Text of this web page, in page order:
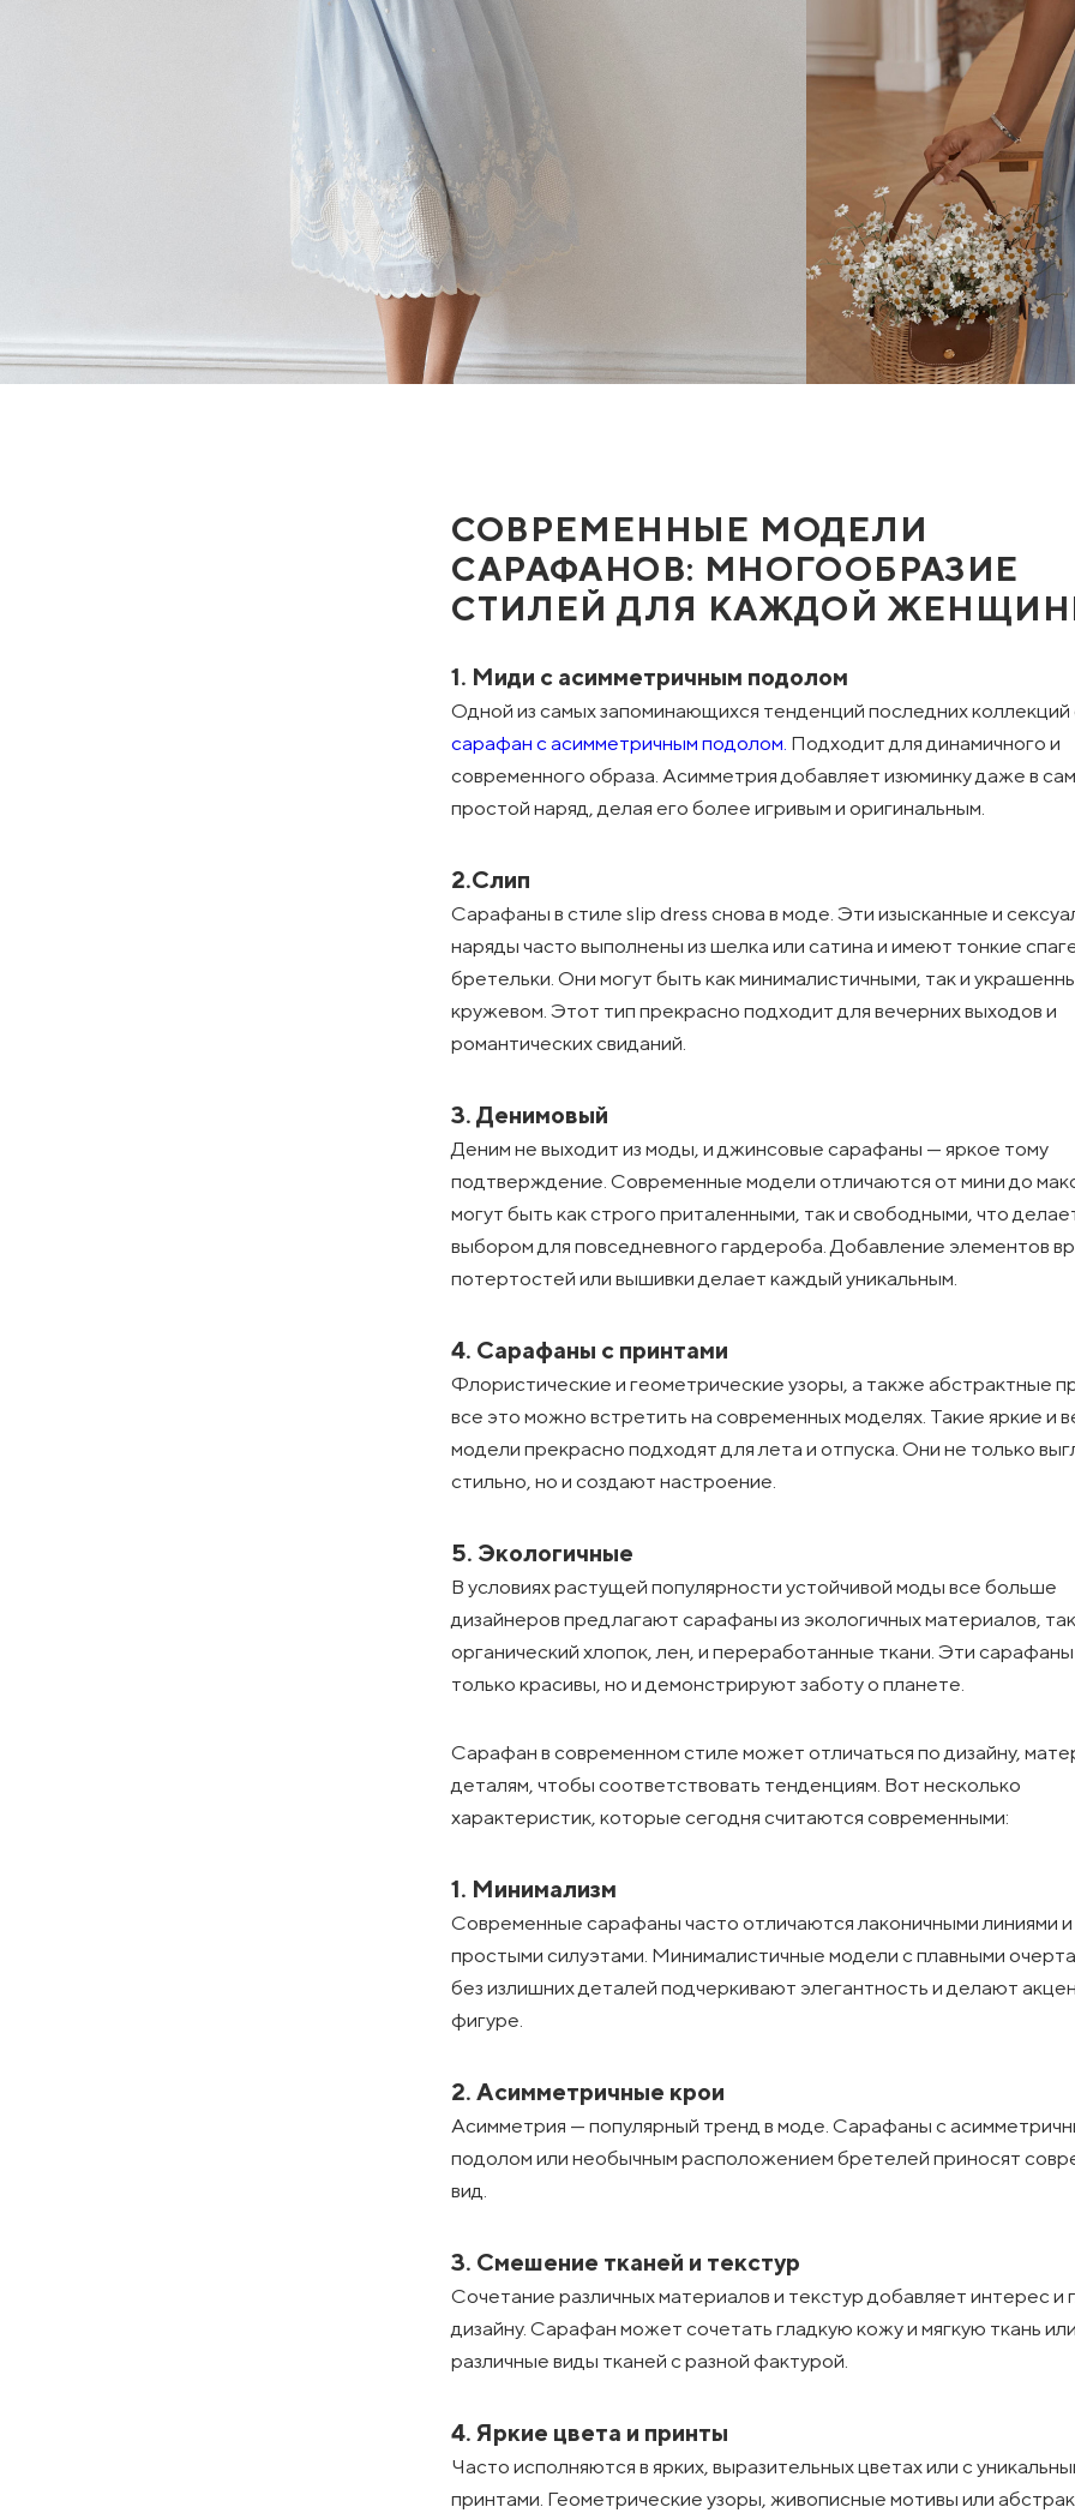
СОВРЕМЕННЫЕ МОДЕЛИ
САРАФАНОВ: МНОГООБРАЗИЕ
СТИЛЕЙ ДЛЯ КАЖДОЙ
1. Миди с асимметричным подолом
Одной из самых запоминающихся тенденций последних коллекций
сарафан с асимметричным подолом. Подходит для динамичного и
современного образа. Асимметрия добавляет изюминку даже в
простой наряд, делая его более игривым и оригинальным.
2.Слип
Сарафаны в стиле slip dress снова в моде. Эти изысканные и
наряды часто выполнены из шелка или сатина и имеют тонкие
бретельки. Они могут быть как минималистичными, так и
кружевом. Этот тип прекрасно подходит для вечерних выходов и
романтических свиданий.
3. Денимовый
Деним не выходит из моды, и джинсовые сарафаны — яркое тому
подтверждение. Современные модели отличаются от мини до
могут быть как строго приталенными, так и свободными, что
выбором для повседневного гардероба. Добавление элементов
потертостей или вышивки делает каждый уникальным.
4. Сарафаны с принтами
Флористические и геометрические узоры, а также абстрактные
все это можно встретить на современных моделях. Такие яркие и
модели прекрасно подходят для лета и отпуска. Они не только
стильно, но и создают настроение.
5. Экологичные
В условиях растущей популярности устойчивой моды все больше
дизайнеров предлагают сарафаны из экологичных материалов,
органический хлопок, лен, и переработанные ткани. Эти
только красивы, но и демонстрируют заботу о планете.
Сарафан в современном стиле может отличаться по дизайну,
деталям, чтобы соответствовать тенденциям. Вот несколько
характеристик, которые сегодня считаются современными:
1. Минимализм
Современные сарафаны часто отличаются лаконичными линиями и
простыми силуэтами. Минималистичные модели с плавными
без излишних деталей подчеркивают элегантность и делают
фигуре.
2. Асимметричные крои
Асимметрия — популярный тренд в моде. Сарафаны с
подолом или необычным расположением бретелей приносят
вид.
3. Смешение тканей и текстур
Сочетание различных материалов и текстур добавляет интерес и
дизайну. Сарафан может сочетать гладкую кожу и мягкую ткань или
различные виды тканей с разной фактурой.
4. Яркие цвета и принты
Часто исполняются в ярких, выразительных цветах или с
принтами. Геометрические узоры, живописные мотивы или